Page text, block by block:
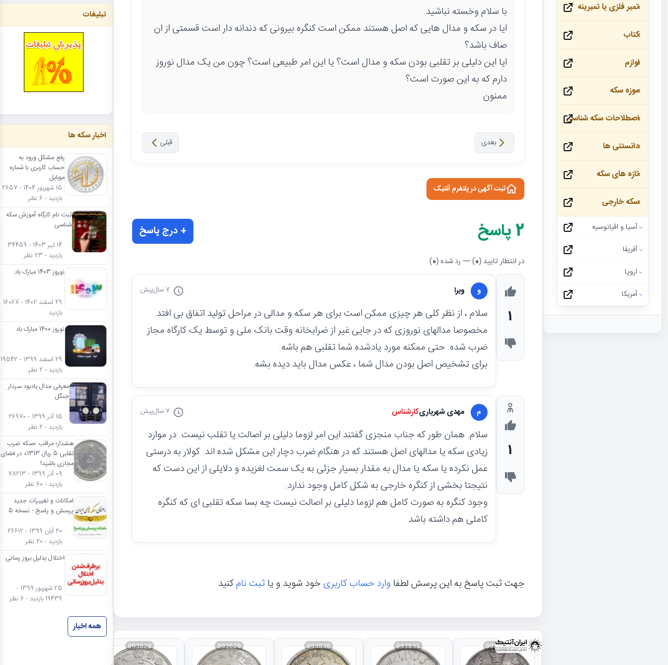
با سلام وخسته نباشید.
ایا در سکه و مدال هایی که اصل هستند ممکن است کنگره بیرونی که دندانه دار است قسمتی از ان
صاف باشد؟
ایا این دلیلی بر تقلبی بودن سکه و مدال است؟ یا این امر طبیعی است؟ چون من یک مدال نوروز
دارم که به این صورت است؟
ممنون
قبلی بعدی
ثبت آگهی در پلتفرم آنتیک
2پاسخ + درج پاسخ
در انتظار تایید (0) — رد شده (0
)
1
و ویرا 7 سال پیش
سلام ، از نظر کلی هر چیزی ممکن است برای هر سکه و مدالی در مراحل تولید اتفاق بی افتد.
مخصوصا مدالهای نوروزی که در جایی غیر از ضرابخانه وقت بانک ملی و توسط یک کارگاه مجاز
ضرب شده. حتی ممکنه مورد یادشده شما تقلبی هم باشه.
برای تشخیص اصل بودن مدال شما ، عکس مدال باید دیده بشه.
1
م مهدی شهریاریکارشناس 7 سال پیش
سلام. همان طور که جناب منجزی گفتند این امر لزوما دلیلی بر اصالت یا تقلب نیست. در موارد
زیادی سکه یا مدالهای اصل هستند که در هنگام ضرب دچار این مشکل شده اند. کولار به درستی
عمل نکرده یا سکه یا مدال به مقدار بسیار جزئی به یک سمت لغزیده و دلایلی از این دست که
نتیجتا بخشی از کنگره خارجی به شکل کامل وجود ندارد.
وجود کنگره به صورت کامل هم لزوما دلیلی بر اصالت نیست چه بسا سکه تقلبی ای که کنگره
کاملی هم داشته باشد
جهت ثبت پاسخ به این پرسش لطفا وارد حساب کاربریخود شوید و یاثبت نامکنید
093834
093831
093830
093829
093828
تبلیغات
اخبار سکه ها
رفع مشکل ورود به
حساب کاربری با شماره
موبایل
15 شهریور 1404 - 2657
بازدید - 6 نظر
ثبت نام کارگاه آموزش سکه
شناسی
14 تیر 1403 - 34459
بازدید - 23 نظر
نوروز 1403 مبارک باد
29 اسفند 1402 - 16067
بازدید
نوروز 1400 مبارک باد
29 اسفند 1399 - 19542
بازدید - 2 نظر
معرفی مدال یادبود سردار
جنگل
15 آذر 1399 - 26970
بازدید - 2 نظر
هشدار؛ مراقب «سکه ضرب
تقلبی 5 ریال 1313» در فضای
مجازی باشید!
09 آذر 1399 - 78213
بازدید - 60 نظر
امکانات و تغییرات جدید
پرسش و پاسخ - نسخه 5
20 آبان 1399 - 26612
بازدید - 20 نظر
اختلال بدلیل بروز رسانی
25 شهریور 1399 -
19439 بازدید - 6 نظر
همه اخبار
تمبر فلزی یا تمبرینه
کتاب
لوازم
موزه سکه
اصطلاحات سکه شناسی
دانستنی ها
تازه های سکه
سکه خارجی
آسیا و اقیانوسیه
آفریقا
اروپا
آمریکا